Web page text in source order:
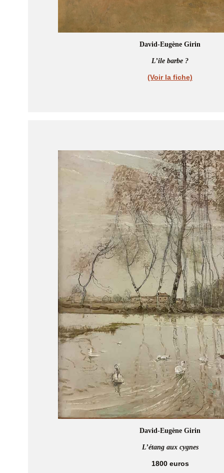
David-Eugène Girin
L’ile barbe ?
(Voir la fiche)
David-Eugène Girin
L’étang aux cygnes
1800 euros